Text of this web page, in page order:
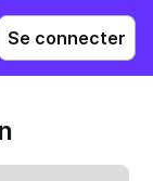
Se connecter